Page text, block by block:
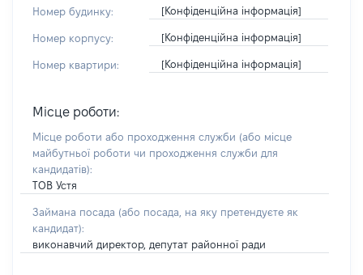
Номер будинку: [Конфіденційна інформація]
Номер корпусу: [Конфіденційна інформація]
Номер квартири: [Конфіденційна інформація]
Місце роботи:
Місце роботи або проходження служби (або місце
майбутньої роботи чи проходження служби для
кандидатів):
ТОВ Устя
Займана посада (або посада, на яку претендуєте як
кандидат):
виконавчий директор, депутат районної ради